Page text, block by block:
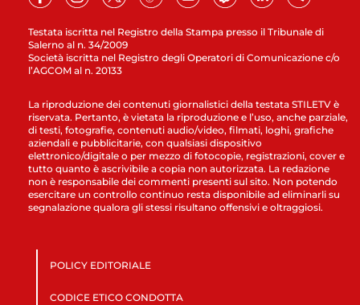
Testata iscritta nel Registro della Stampa presso il Tribunale di
Salerno al n. 34/2009
Società iscritta nel Registro degli Operatori di Comunicazione c/o
l’AGCOM al n. 20133
La riproduzione dei contenuti giornalistici della testata STILETV è
riservata. Pertanto, è vietata la riproduzione e l’uso, anche parziale,
di testi, fotografie, contenuti audio/video, filmati, loghi, grafiche
aziendali e pubblicitarie, con qualsiasi dispositivo
elettronico/digitale o per mezzo di fotocopie, registrazioni, cover e
tutto quanto è ascrivibile a copia non autorizzata. La redazione
non è responsabile dei commenti presenti sul sito. Non potendo
esercitare un controllo continuo resta disponibile ad eliminarli su
segnalazione qualora gli stessi risultano offensivi e oltraggiosi.
POLICY EDITORIALE
CODICE ETICO CONDOTTA